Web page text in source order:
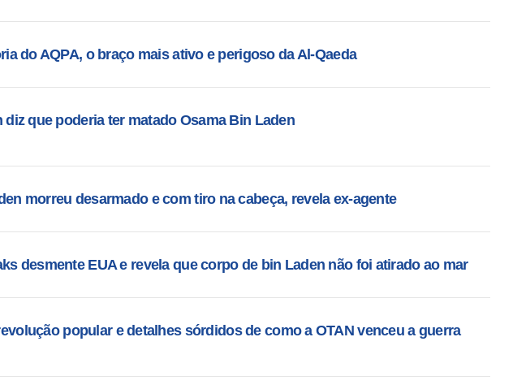
do AQPA, o braço mais ativo e perigoso da Al-Qaeda
diz que poderia ter matado Osama Bin Laden
morreu desarmado e com tiro na cabeça, revela ex-agente
desmente EUA e revela que corpo de bin Laden não foi atirado ao mar
popular e detalhes sórdidos de como a OTAN venceu a guerra